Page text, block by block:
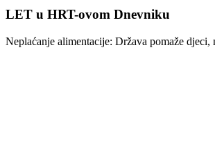
LET u HRT-ovom Dnevniku
Neplaćanje alimentacije: Država pomaže